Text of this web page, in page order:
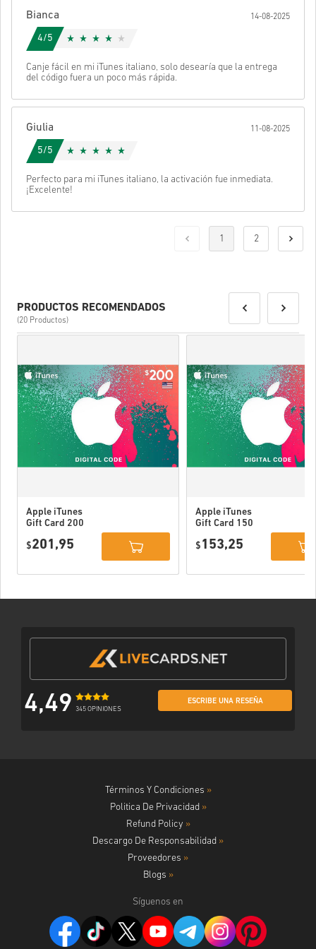
Bianca 14-08-2025
4/5
Canje fácil en mi iTunes italiano, solo desearía que la entrega
del código fuera un poco más rápida.
Giulia 11-08-2025
5/5
Perfecto para mi iTunes italiano, la activación fue inmediata.
¡Excelente!
1 2
PRODUCTOS RECOMENDADOS
(20 Productos)
Apple iTunes
Gift Card 200
$201,95
Apple iTunes
Gift Card 150
$ 153,25
4,49 345 OPINIONES
ESCRIBE UNA RESEÑA
Términos Y Condiciones »
Politica De Privacidad »
Refund Policy »
Descargo De Responsabilidad »
Proveedores »
Blogs »
Síguenos en